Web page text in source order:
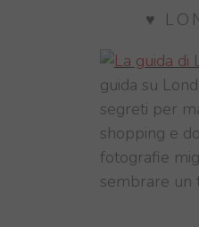
♥
guida su
segreti per
shopping e
fotografie
sembrare un